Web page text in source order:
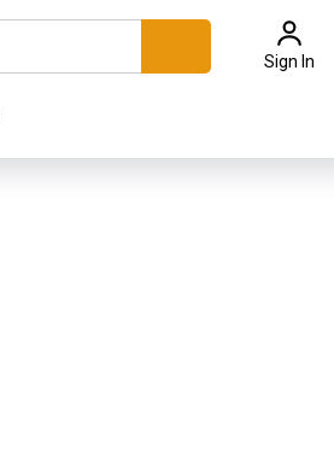
Sign In